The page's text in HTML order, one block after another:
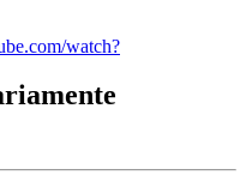
watch?